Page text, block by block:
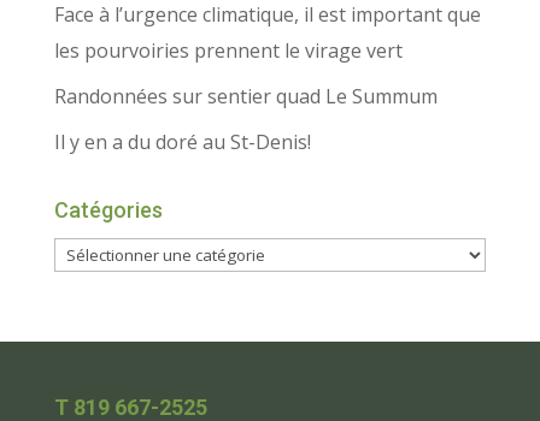
Face à l’urgence climatique, il est important que
les pourvoiries prennent le virage vert
Randonnées sur sentier quad Le Summum
Il y en a du doré au St-Denis!
Catégories
T 819 667-2525